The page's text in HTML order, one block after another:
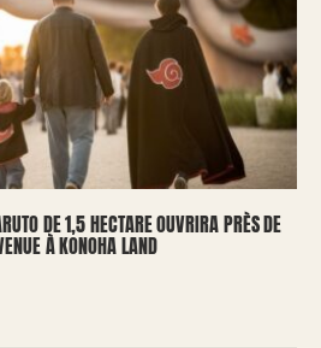
DE 1,5 HECTARE OUVRIRA PRÈS DE
À KONOHA LAND